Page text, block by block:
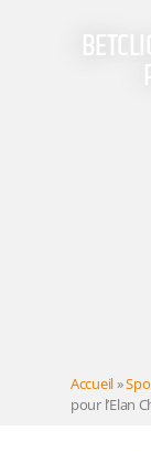
Accueil»
pour l’Elan